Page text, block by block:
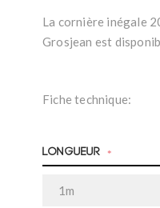
La cornière inégale
Grosjean est
Fiche technique:
Longueur *